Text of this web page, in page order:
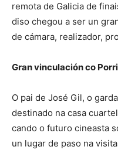
remota de Galicia de
diso chegou a ser un
de cámara, realizador,
Gran vinculación co
O pai de José Gil, o
destinado na casa
cando o futuro cineasta
un lugar de paso na